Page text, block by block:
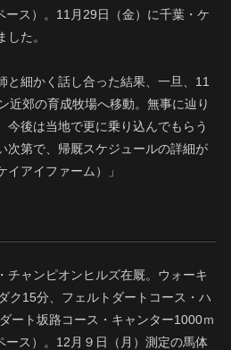
ース）。11月29日（金）に千葉・ケ
た。
細かく話し合った結果、一旦、11
近郊の育成牧場へ移動。無事に辿り
今後は当地で更に乗り込んでもらう
次第で、帰厩スケジュールの詳細が
アイファーム）」
チャンピオンヒルズ在厩。ウォーキ
ク15分、フェルトダートコース・ハ
ート坂路コース・キャンター1000ｍ
ース）。12月９日（月）測定の馬体